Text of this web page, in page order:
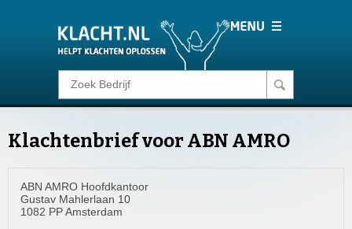
Klacht melden
Consumentenrecht
Barometer
Klachtenbrief voor ABN AMRO
ABN AMRO Hoofdkantoor
Gustav Mahlerlaan 10
1082 PP Amsterdam